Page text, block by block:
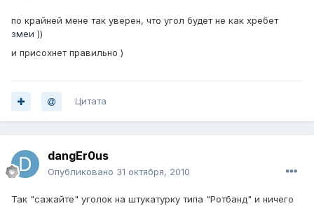
по крайней мене так уверен, что угол будет не как хребет
змеи ))
и присохнет правильно )
Цитата
dangEr0us
Опубликовано 31 октября, 2010
Так "сажайте" уголок на штукатурку типа "Ротбанд" и ничего